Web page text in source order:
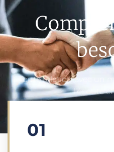
Toute relation avec un
l’écoute
01